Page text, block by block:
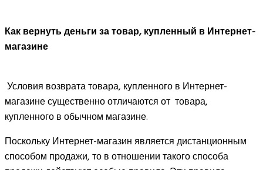
Как вернуть деньги за товар, купленный в Интернет-
магазине
Условия возврата товара, купленного в Интернет-
магазине существенно отличаются от товара,
купленного в обычном магазине.
Поскольку Интернет-магазин является дистанционным
способом продажи, то в отношении такого способа